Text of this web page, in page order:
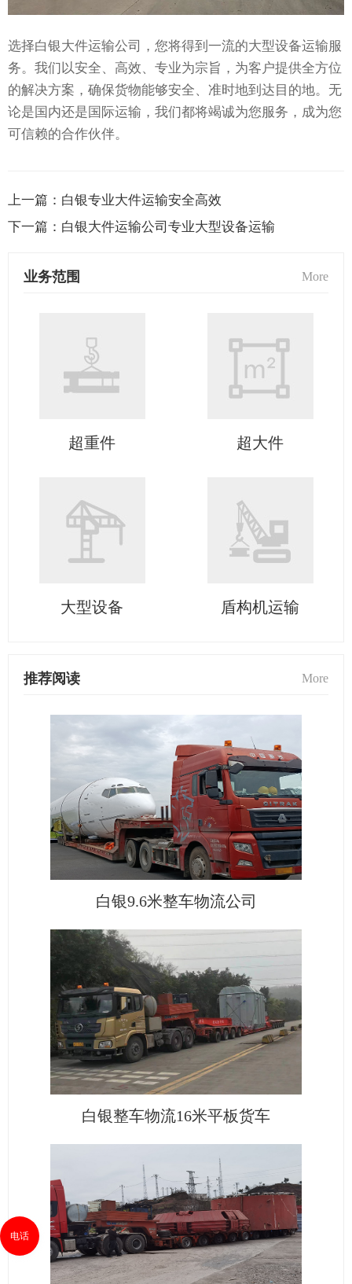
选择白银大件运输公司，您将得到一流的大型设备运输服
务。我们以安全、高效、专业为宗旨，为客户提供全方位
的解决方案，确保货物能够安全、准时地到达目的地。无
论是国内还是国际运输，我们都将竭诚为您服务，成为您
可信赖的合作伙伴。
上一篇： 白银专业大件运输安全高效
下一篇： 白银大件运输公司专业大型设备运输
业务范围 More
超重件 超大件
大型设备 盾构机运输
推荐阅读 More
白银9.6米整车物流公司
白银整车物流16米平板货车
电话